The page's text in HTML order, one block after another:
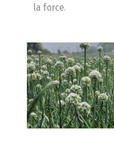
la force.